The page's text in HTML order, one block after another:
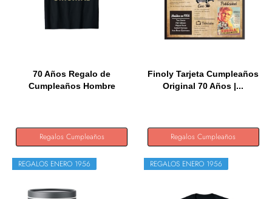
70 Años Regalo de
Cumpleaños Hombre
Regalos Cumpleaños
Finoly Tarjeta Cumpleaños
Original 70 Años |...
Regalos Cumpleaños
REGALOS ENERO 1956 REGALOS ENERO 1956